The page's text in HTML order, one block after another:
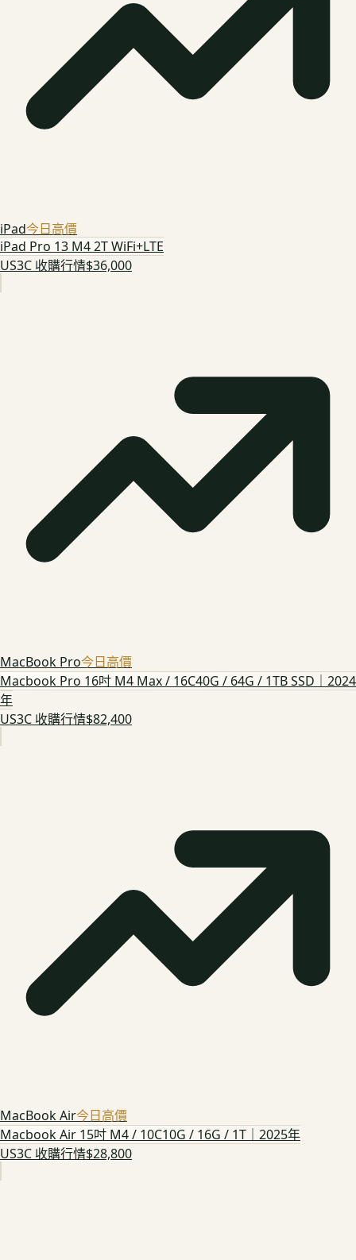
iPad今日高價
iPad Pro 13 M4 2T WiFi+LTE
US3C 收購行情$36,000
MacBook Pro今日高價
Macbook Pro 16吋 M4 Max / 16C40G / 64G / 1TB SSD｜2024
年
US3C 收購行情$82,400
MacBook Air今日高價
Macbook Air 15吋 M4 / 10C10G / 16G / 1T｜2025年
US3C 收購行情$28,800